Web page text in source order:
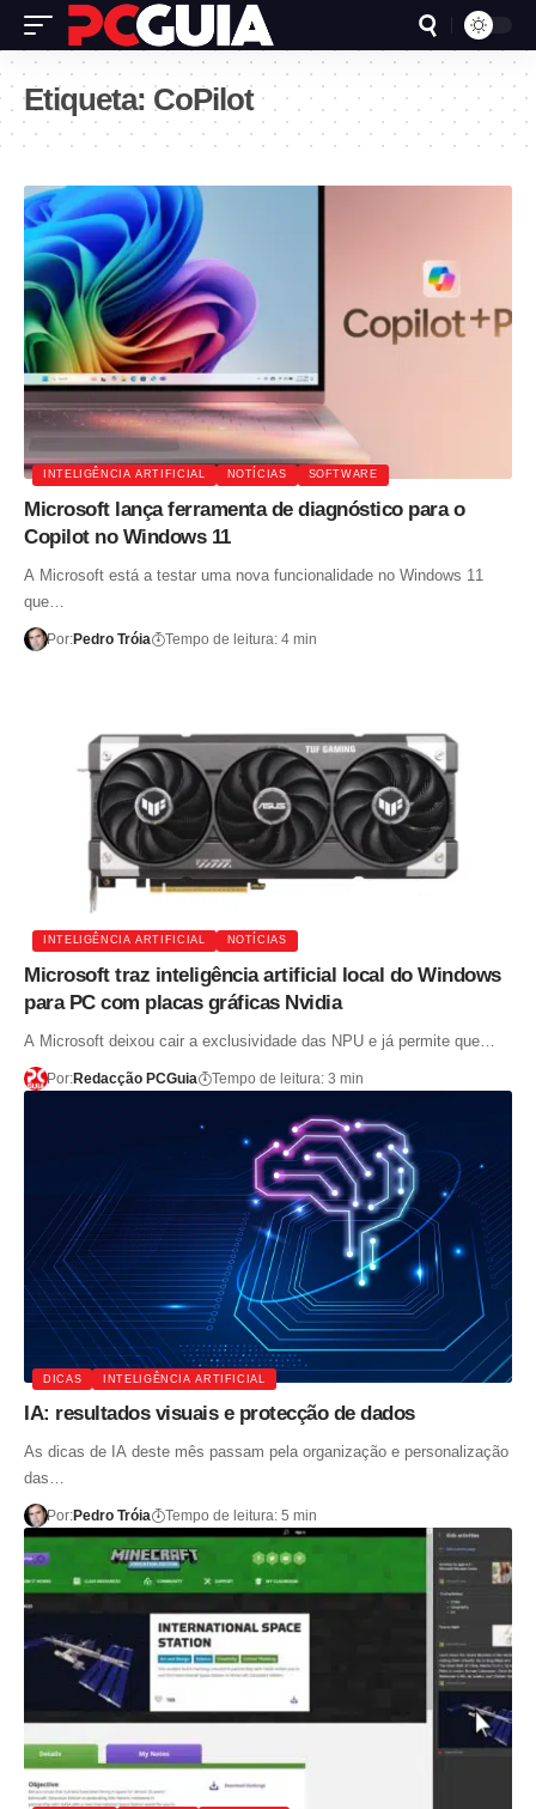
Etiqueta: CoPilot
INTELIGÊNCIA ARTIFICIAL NOTÍCIAS SOFTWARE
Microsoft lança ferramenta de diagnóstico para o
Copilot no Windows 11
A Microsoft está a testar uma nova funcionalidade no Windows 11
que…
Por:Pedro Tróia Tempo de leitura: 4 min
INTELIGÊNCIA ARTIFICIAL NOTÍCIAS
Microsoft traz inteligência artificial local do Windows
para PC com placas gráficas Nvidia
A Microsoft deixou cair a exclusividade das NPU e já permite que…
Por:Redacção PCGuia Tempo de leitura: 3 min
DICAS INTELIGÊNCIA ARTIFICIAL
IA: resultados visuais e protecção de dados
As dicas de IA deste mês passam pela organização e personalização
das…
Por:Pedro Tróia Tempo de leitura: 5 min